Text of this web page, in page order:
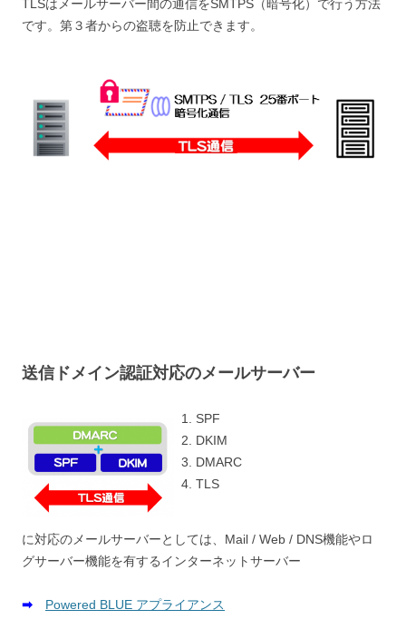
TLSはメールサーバー間の通信をSMTPS（暗号化）で行う方法
です。第３者からの盗聴を防止できます。
送信ドメイン認証対応のメールサーバー
SPF
DKIM
DMARC
TLS
に対応のメールサーバーとしては、Mail / Web / DNS機能やロ
グサーバー機能を有するインターネットサーバー
➡ Powered BLUE アプライアンス